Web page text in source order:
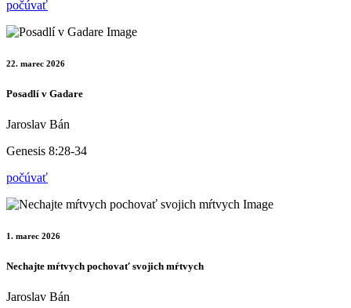
počúvať
22. marec 2026
Posadlí v Gadare
Jaroslav Bán
Genesis 8:28-34
počúvať
1. marec 2026
Nechajte mŕtvych pochovať svojich mŕtvych
Jaroslav Bán